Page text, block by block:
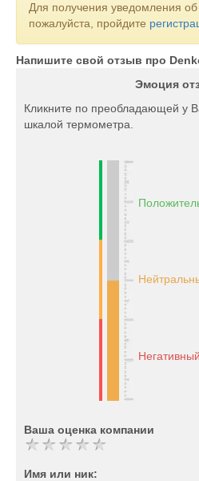
оборудования всегда
ремонте Инфинити, ремонте
Для получения уведомления об
пожалуйста, пройдите
Напишите свой отзыв про
Эмоция
Кликните по преобладающей у
шкалой термометра.
Ваша оценка компании
Имя или ник: